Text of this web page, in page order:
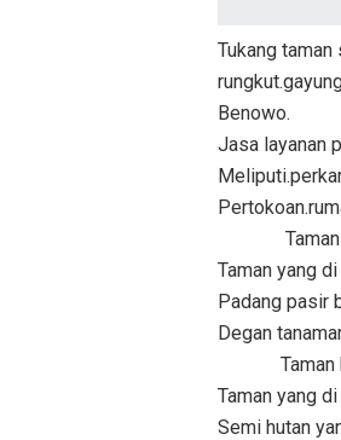
Tukang
Benowo.
Jasa layanan
Taman
Taman yang
Padang pasir
Degan
Taman
Taman yang
Semi hutan